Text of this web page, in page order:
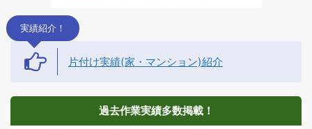
実績紹介！
片付け実績(家・マンション)紹介
過去作業実績多数掲載！